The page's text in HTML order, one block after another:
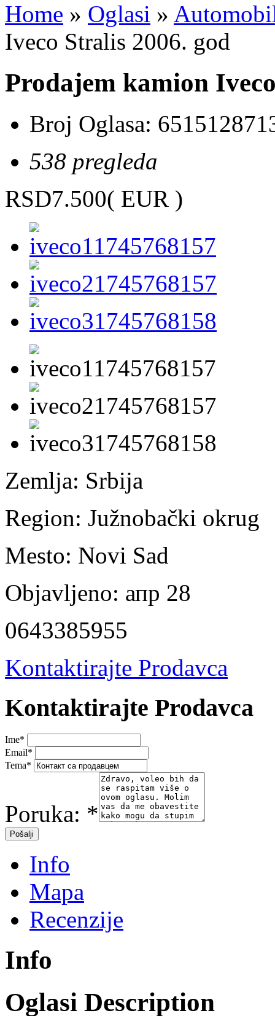
Home » Oglasi »
Iveco Stralis 2006. god
Prodajem kamion
Broj Oglasa:
538 pregleda
RSD7.500( EUR )
Zemlja: Srbija
Region: Južnobački okrug
Mesto: Novi Sad
Objavljeno: апр 28
0643385955
Kontaktirajte Prodavca
Kontaktirajte Prodavca
Ime*
Email*
Tema*
Poruka: *
Info
Mapa
Recenzije
Info
Oglasi Description